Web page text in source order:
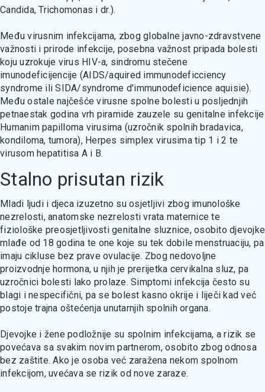
Candida, Trichomonas i dr.).
Među virusnim infekcijama, zbog globalne javno-zdravstvene
važnosti i prirode infekcije, posebna važnost pripada bolesti
koju uzrokuje virus HIV-a, sindromu stečene
imunodeficijencije (AIDS/aquired immunodeficciency
syndrome ili SIDA/syndrome d'immunodeficience aquisie).
Među ostale najčešće virusne spolne bolesti u posljednjih
petnaestak godina vrh piramide zauzele su genitalne infekcije
Humanim papilloma virusima (uzročnik spolnih bradavica,
kondiloma, tumora), Herpes simplex virusima tip 1 i 2 te
virusom hepatitisa A i B.
Stalno prisutan rizik
Mladi ljudi i djeca izuzetno su osjetljivi zbog imunološke
nezrelosti, anatomske nezrelosti vrata maternice te
fiziološke preosjetljivosti genitalne sluznice, osobito djevojke
mlađe od 18 godina te one koje su tek dobile menstruaciju, pa
imaju cikluse bez prave ovulacije. Zbog nedovoljne
proizvodnje hormona, u njih je prerijetka cervikalna sluz, pa
uzročnici bolesti lako prolaze. Simptomi infekcija često su
blagi i nespecifični, pa se bolest kasno okrije i liječi kad već
postoje trajna oštećenja unutarnjih spolnih organa.
Djevojke i žene podložnije su spolnim infekcijama, a rizik se
povećava sa svakim novim partnerom, osobito zbog odnosa
bez zaštite. Ako je osoba već zaražena nekom spolnom
infekcijom, uvećava se rizik od nove zaraze.